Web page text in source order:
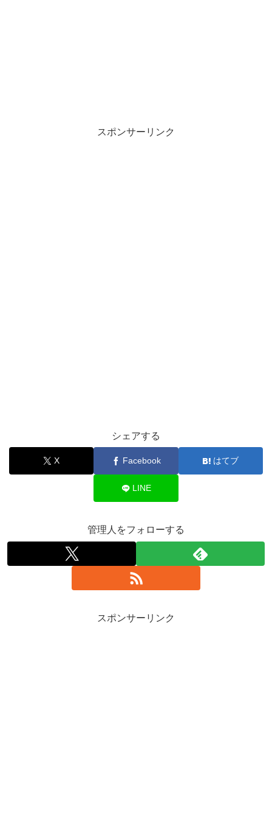
スポンサーリンク
シェアする
X Facebook はてブ
LINE
管理人をフォローする
スポンサーリンク